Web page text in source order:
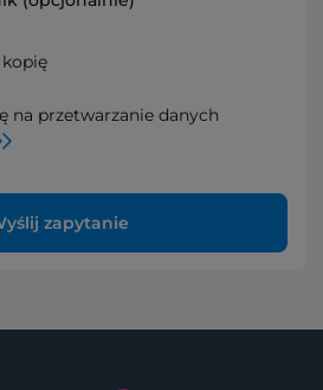
na przetwarzanie danych
zapytanie